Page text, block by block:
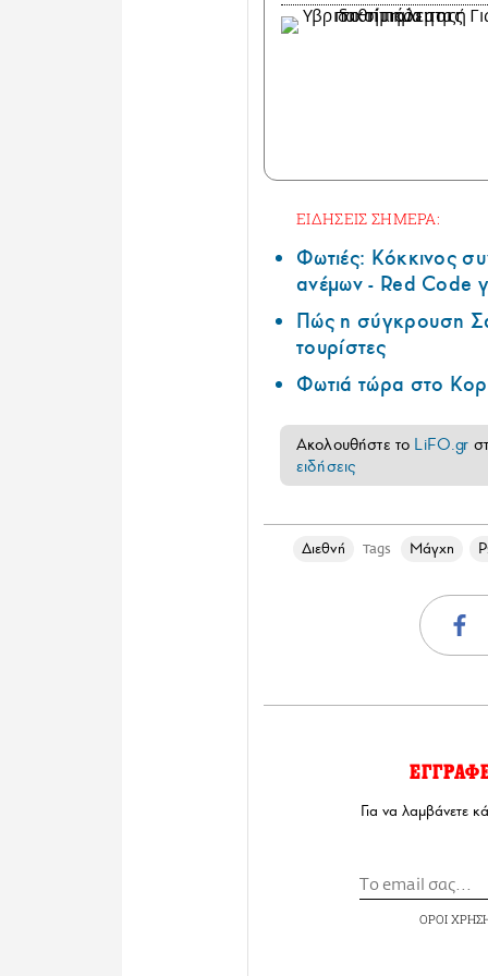
ΕΙΔΗΣΕΙΣ ΣΗΜΕΡΑ:
Φωτιές: Κόκκινος
ανέμων - Red Code
Πώς η σύγκρουση
τουρίστες
Φωτιά τώρα στο
Ακολουθήστε το LiFO.gr
ειδήσεις
Διεθνή Tags Μάγχη
Για να λαμβάνετε
ΟΡΟΙ